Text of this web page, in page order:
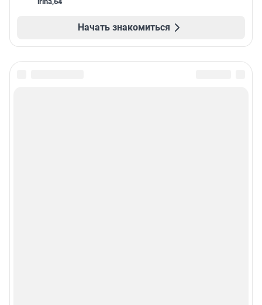
Начать знакомиться